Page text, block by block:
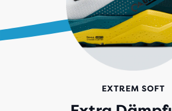
EXTREM SOFT